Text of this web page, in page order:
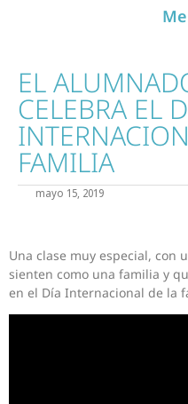
EL
CELEBRA EL
FAMILIA
mayo 15, 2019
Una clase muy especial, con
sienten como una familia y
en el Día Internacional de la